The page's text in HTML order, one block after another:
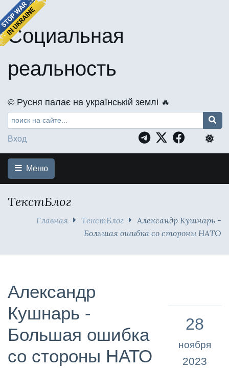
Социальная
реальность
©️ Русня палає на українській землі 🔥
Вход
Меню
ТекстБлог
Главная ТекстБлог
Александр Кушнарь -
Большая ошибка со стороны НАТО
Александр
Кушнарь -
Большая ошибка
со стороны НАТО
28
ноября
2023